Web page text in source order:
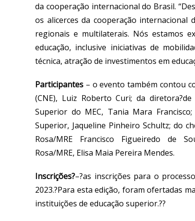
da cooperação internacional do Brasil. “
os alicerces da cooperação
regionais e multilaterais. Nós estamos
educação, inclusive iniciativas de
técnica, atração de investimentos em ed
Participantes – o evento também contou
(CNE), Luiz Roberto Curi; da d
Superior do MEC, Tania Mara
Superior, Jaqueline Pinheiro Schultz; do c
Rosa/MRE Francisco Figueiredo de
Rosa/MRE, Elisa Maia Pereira Mendes.
Inscrições?–?as inscrições para o
2023.?Para esta edição, foram ofertadas
instituições de educação superior.??